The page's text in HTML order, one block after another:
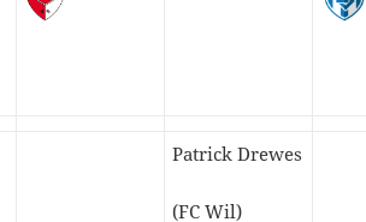
Patrick Drewes
(FC Wil)